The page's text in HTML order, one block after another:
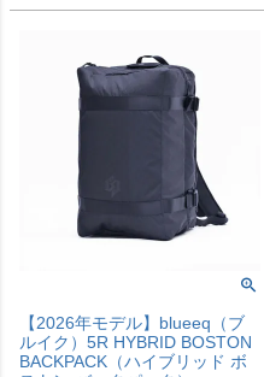
【2026年モデル】blueeq（ブ
ルイク）5R HYBRID BOSTON
BACKPACK（ハイブリッド ボ